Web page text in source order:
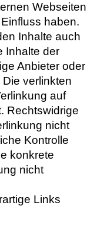
Webseiten
haben.
Inhalte auch
Inhalte der
Anbieter oder
verlinkten
auf
Rechtswidrige
nicht
Kontrolle
konkrete
nicht
Links